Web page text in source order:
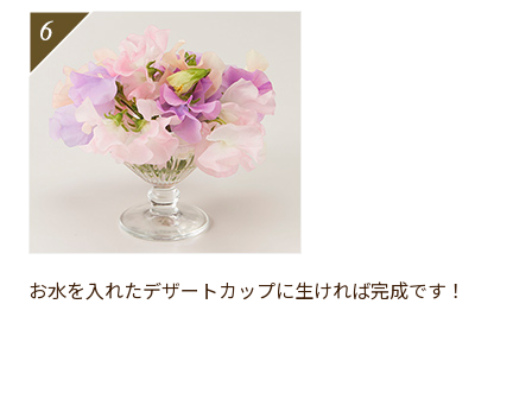
お水を入れたデザートカップに生ければ完成です！